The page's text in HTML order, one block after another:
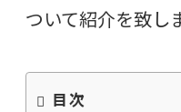
ついて紹介を致し
目次